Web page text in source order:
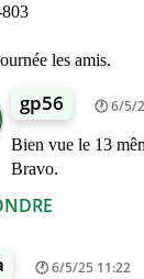
les amis.
gp56 6/5/
Bien vue le 13
Bravo.
6/5/25 11:22